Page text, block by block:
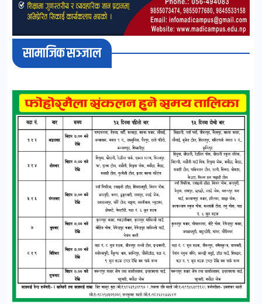
सामाजिक सञ्जाल